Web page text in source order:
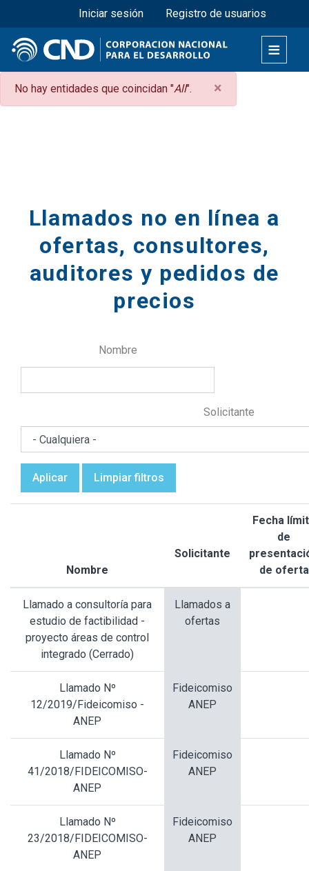
Pasar
al
contenido
principal
Menú superior
Iniciar sesión Registro de usuarios
×
Mensaje
de
No hay entidades que coincidan "All".
Llamados no en línea a
ofertas, consultores,
auditores y pedidos de
precios
Nombre
Solicitante
Aplicar Limpiar filtros
Nombre
Solicitante
descendente
Fecha
de
de oferta
Llamado a consultoría para
estudio de factibilidad -
proyecto áreas de control
integrado (Cerrado)
Llamados a
ofertas
Llamado Nº
12/2019/Fideicomiso -
ANEP
Fideicomiso
ANEP
Llamado Nº
41/2018/FIDEICOMISO-
ANEP
Fideicomiso
ANEP
Llamado Nº
23/2018/FIDEICOMISO-
ANEP
Fideicomiso
ANEP